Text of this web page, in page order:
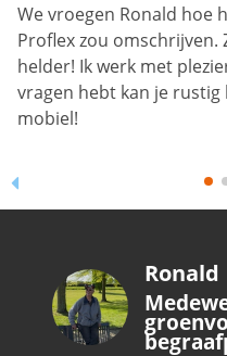
We vroegen Ronald hoe
Proflex zou
helder! Ik werk met
vragen hebt kan je
mobiel!
Ronald